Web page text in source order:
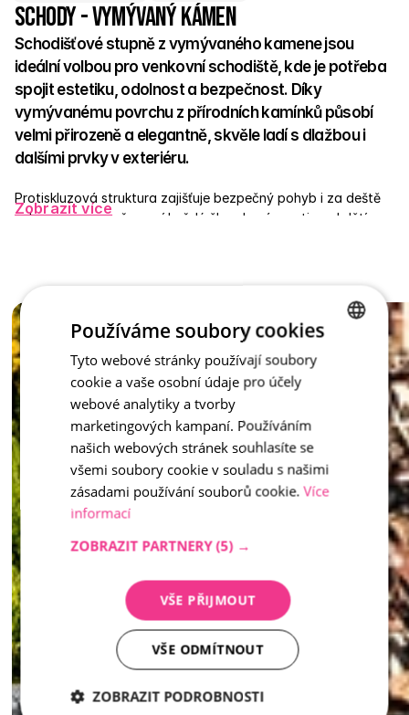
Schody - Vymývaný kámen
Schodišťové stupně z vymývaného kamene jsou
ideální volbou pro venkovní schodiště, kde je potřeba
spojit estetiku, odolnost a bezpečnost. Díky
vymývanému povrchu z přírodních kamínků působí
velmi přirozeně a elegantně, skvěle ladí s dlažbou i
dalšími prvky v exteriéru.
Protiskluzová struktura zajišťuje bezpečný pohyb i za deště
nebo v mrazu, což ocení každý člen domácnosti – od dětí po
Vymývaný schod není jen praktickým prvkem – je to stylový
doplněk, který dotváří celkový ráz vašeho venkovního
prostoru.
Zobrazit více
inspirace - Vymývaný kámen
CZECH
Používáme soubory cookies
Tyto webové stránky používají soubory
cookie a vaše osobní údaje pro účely
webové analytiky a tvorby
marketingových kampaní. Používáním
našich webových stránek souhlasíte se
všemi soubory cookie v souladu s našimi
zásadami používání souborů cookie. Více
informací
ZOBRAZIT PARTNERY (5) →
VŠE PŘIJMOUT
VŠE ODMÍTNOUT
ZOBRAZIT PODROBNOSTI